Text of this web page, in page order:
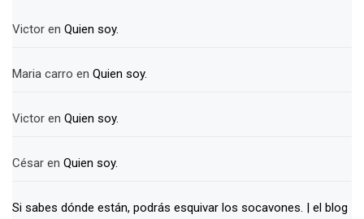
Victor en Quien soy.
Maria carro en Quien soy.
Victor en Quien soy.
César en Quien soy.
Si sabes dónde están, podrás esquivar los socavones. | el blog